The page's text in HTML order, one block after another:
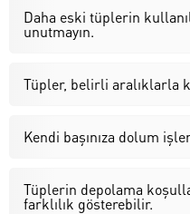
Daha eski tüplerin
unutmayın.
Tüpler, belirli aralıklarla
Kendi başınıza dolum
Tüplerin depolama
farklılık gösterebilir.